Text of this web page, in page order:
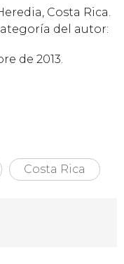
Costa Rica.
del autor:
de 2013.
Costa Rica